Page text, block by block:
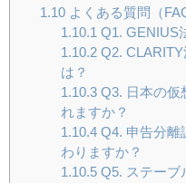
1.10よくある質問（
1.10.1 Q1. GENIUS
1.10.2Q2. CLARITY
は？
1.10.3Q3. 日本の仮
れますか？
1.10.4Q4. 申告分離
わりますか？
1.10.5Q5. ステーブ